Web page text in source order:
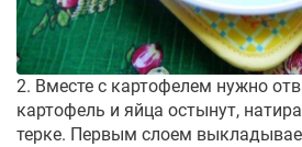
2. Вместе с картофелем нужно
картофель и яйца остынут,
терке. Первым слоем